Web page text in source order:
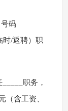
码
时/返聘）职
职务，
（含工资、